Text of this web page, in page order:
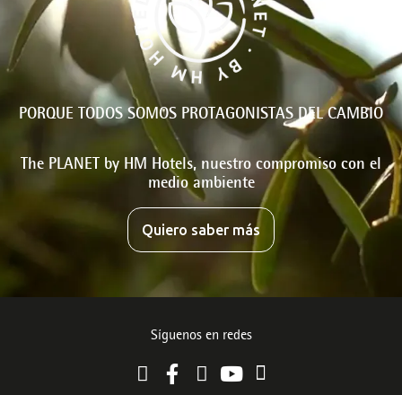
PORQUE TODOS SOMOS PROTAGONISTAS DEL CAMBIO
The PLANET by HM Hotels, nuestro compromiso con el
medio ambiente
Quiero saber más
Síguenos en redes